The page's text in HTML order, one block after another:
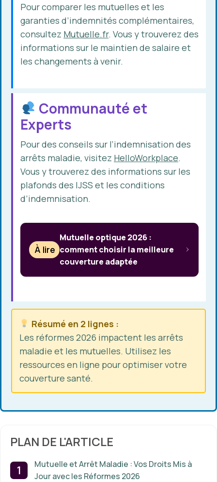
Pour comparer les mutuelles et les
garanties d’indemnités complémentaires,
consultez Mutuelle.fr. Vous y trouverez des
informations sur le maintien de salaire et
les changements à venir.
Communauté et
Experts
Pour des conseils sur l’indemnisation des
arrêts maladie, visitez HelloWorkplace.
Vous y trouverez des informations sur les
plafonds des IJSS et les conditions
d’indemnisation.
À lire
Mutuelle optique 2026 :
comment choisir la meilleure
couverture adaptée
Résumé en 2 lignes :
Les réformes 2026 impactent les arrêts
maladie et les mutuelles. Utilisez les
ressources en ligne pour optimiser votre
couverture santé.
PLAN DE L'ARTICLE
Mutuelle et Arrêt Maladie : Vos Droits Mis à
Jour avec les Réformes 2026